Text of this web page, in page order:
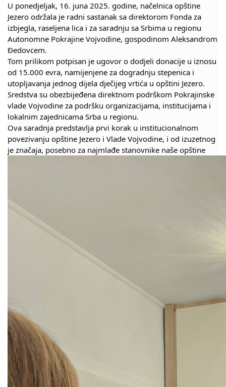
Vijesti
Aktivnosti
Javni pozivi
Obavještenja
Zaštita od požara
COVID 19
Geoistraživanja
U poned‌jeljak, 16. juna 2025. godine, načelnica opštine
Jezero održala je radni sastanak sa direktorom Fonda za
izbjegla, raseljena lica i za saradnju sa Srbima u regionu
Autonomne Pokrajine Vojvodine, gospodinom Aleksandrom
Đedovcem.
Tom prilikom potpisan je ugovor o dod‌jeli donacije u iznosu
od 15.000 evra, namijenjene za dogradnju stepenica i
utopljavanja jednog dijela d‌ječijeg vrtića u opštini Jezero.
Sredstva su obezbijeđena direktnom podrškom Pokrajinske
vlade Vojvodine za podršku organizacijama, institucijama i
lokalnim zajednicama Srba u regionu.
Ova saradnja predstavlja prvi korak u institucionalnom
povezivanju opštine Jezero i Vlade Vojvodine, i od izuzetnog
je značaja, posebno za najmlađe stanovnike naše opštine